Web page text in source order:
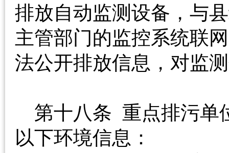
排放自动监测设备，与
主管部门的监控系统联
法公开排放信息，对监
第十八条 重点排污单
以下环境信息：